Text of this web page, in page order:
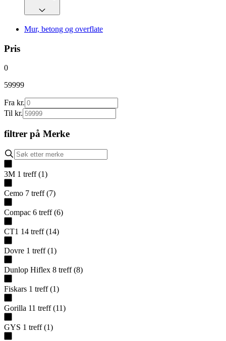
Mur, betong og overflate
Pris
0
59999
Fra kr.
Til kr.
filtrer på Merke
3M 1 treff (1)
Cemo 7 treff (7)
Compac 6 treff (6)
CT1 14 treff (14)
Dovre 1 treff (1)
Dunlop Hiflex 8 treff (8)
Fiskars 1 treff (1)
Gorilla 11 treff (11)
GYS 1 treff (1)